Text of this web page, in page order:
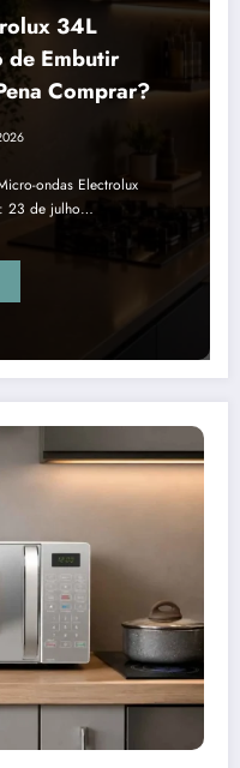
34L
de Embutir
Comprar?
ondas Electrolux
23 de julho…